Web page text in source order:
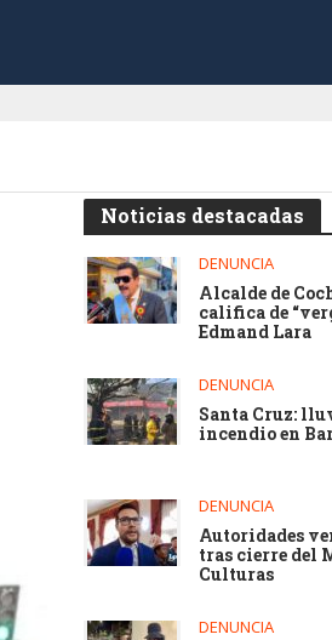
Noticias destacadas
DENUNCIA
Alcalde de
califica de
Edmand Lara
DENUNCIA
Santa Cruz:
incendio en
DENUNCIA
Autoridades
tras cierre del
Culturas
DENUNCIA